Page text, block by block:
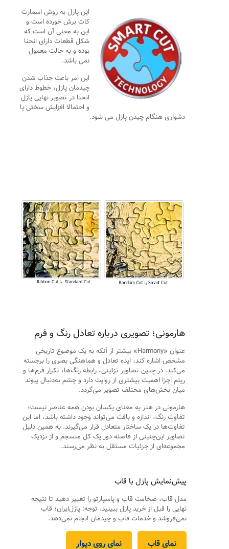
این پازل به روش اسمارت
کات برش خورده است و
این به معنی آن است که
شکل قطعات دارای انحنا
بوده و به حالت معمول
نمی باشد.
این امر باعث جذاب شدن
چیدمان پازل، خطوط دارای
انحنا در تصویر نهایی پازل
و احتمالا افزایش سختی یا
دشواری هنگام چیدن پازل می شود.
هارمونی؛ تصویری درباره تعادل رنگ و فرم
عنوان «Harmony» بیشتر از آنکه به یک موضوع تاریخی
مشخص اشاره کند، ایده تعادل و هماهنگی بصری را برجسته
می‌کند. در چنین تصاویر تزئینی، رابطه رنگ‌ها، تکرار فرم‌ها و
ریتم اجزا اهمیت بیشتری از روایت دارد و چشم به‌دنبال پیوند
میان بخش‌های مختلف تصویر می‌گردد.
هارمونی در هنر به معنای یکسان بودن همه عناصر نیست؛
تفاوت رنگ، اندازه و بافت می‌تواند وجود داشته باشد، اما این
تفاوت‌ها در یک ساختار متعادل قرار می‌گیرند. به همین دلیل
تصاویر این‌چنینی از فاصله دور یک کل منسجم و از نزدیک
مجموعه‌ای از جزئیات مستقل به نظر می‌رسند.
پیش‌نمایش پازل با قاب
مدل قاب، ضخامت قاب و پاسپارتو را تغییر دهید تا نتیجه
نهایی را قبل از خرید پازل ببینید. توجه: پازل‌ایران؛ قاب
نمی‌فروشد و خدمات قاب و چیدمان انجام نمی‌دهد.
نمای قاب نمای روی دیوار